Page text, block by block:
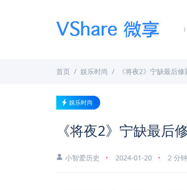
首页 娱乐时尚 《将夜2》宁缺最后
娱乐时尚
《将夜2》宁缺最后
小智爱历史 2024-01-20 2 分